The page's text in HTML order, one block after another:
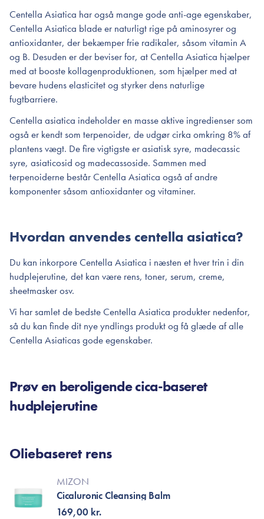
Centella Asiatica har også mange gode anti-age egenskaber,
Centella Asiatica blade er naturligt rige på aminosyrer og
antioxidanter, der bekæmper frie radikaler, såsom vitamin A
og B. Desuden er der beviser for, at Centella Asiatica hjælper
med at booste kollagenproduktionen, som hjælper med at
bevare hudens elasticitet og styrker dens naturlige
fugtbarriere.
Centella asiatica indeholder en masse aktive ingredienser som
også er kendt som terpenoider, de udgør cirka omkring 8% af
plantens vægt. De fire vigtigste er asiatisk syre, madecassic
syre, asiaticosid og madecassoside. Sammen med
terpenoiderne består Centella Asiatica også af andre
komponenter såsom antioxidanter og vitaminer.
Hvordan anvendes centella asiatica?
Du kan inkorpore Centella Asiatica i næsten et hver trin i din
hudplejerutine, det kan være rens, toner, serum, creme,
sheetmasker osv.
Vi har samlet de bedste Centella Asiatica produkter nedenfor,
så du kan finde dit nye yndlings produkt og få glæde af alle
Centella Asiaticas gode egenskaber.
Prøv en beroligende cica-baseret
hudplejerutine
Oliebaseret rens
MIZON
Cicaluronic Cleansing Balm
169,00 kr.